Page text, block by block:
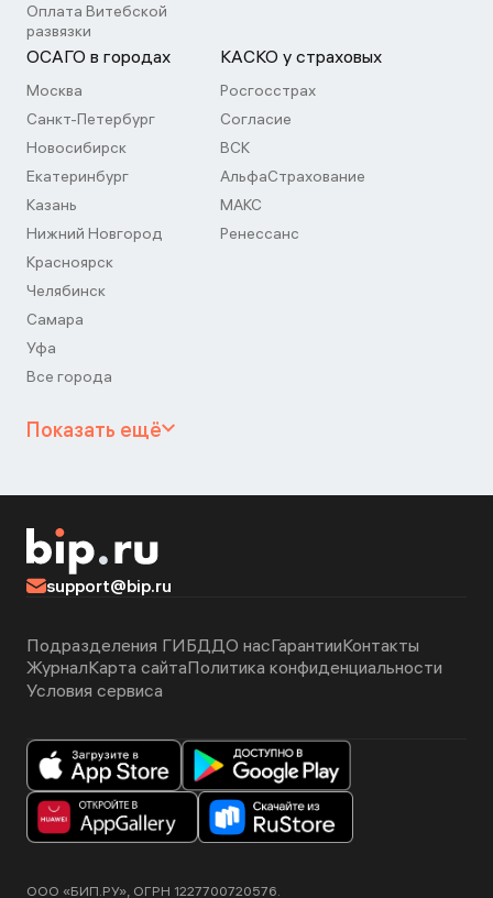
Оплата Витебской
развязки
ОСАГО в городах
Москва
Санкт-Петербург
Новосибирск
Екатеринбург
Казань
Нижний Новгород
Красноярск
Челябинск
Самара
Уфа
Все города
КАСКО у страховых
Росгосстрах
Согласие
ВСК
АльфаСтрахование
МАКС
Ренессанс
Показать ещё
support@bip.ru
Подразделения ГИБДДО насГарантииКонтакты
ЖурналКарта сайтаПолитика конфиденциальности
Условия сервиса
ООО «БИП.РУ», ОГРН 1227700720576.